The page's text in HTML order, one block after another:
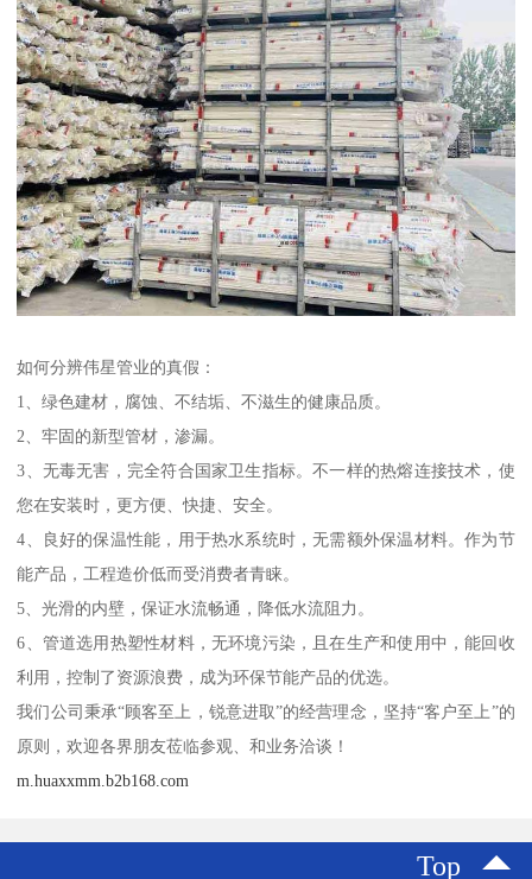
如何分辨伟星管业的真假：
1、绿色建材，腐蚀、不结垢、不滋生的健康品质。
2、牢固的新型管材，渗漏。
3、无毒无害，完全符合国家卫生指标。不一样的热熔连接技术，使
您在安装时，更方便、快捷、安全。
4、良好的保温性能，用于热水系统时，无需额外保温材料。作为节
能产品，工程造价低而受消费者青睐。
5、光滑的内壁，保证水流畅通，降低水流阻力。
6、管道选用热塑性材料，无环境污染，且在生产和使用中，能回收
利用，控制了资源浪费，成为环保节能产品的优选。
我们公司秉承“顾客至上，锐意进取”的经营理念，坚持“客户至上”的
原则，欢迎各界朋友莅临参观、和业务洽谈！
m.huaxxmm.b2b168.com
Top